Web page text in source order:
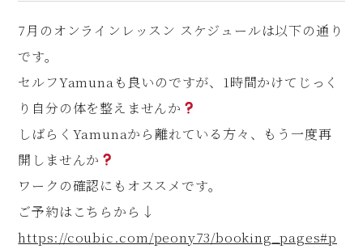
7月のオンラインレッスン スケジュールは以下の通り
です。
セルフYamunaも良いのですが、1時間かけてじっく
り自分の体を整えませんか
しばらくYamunaから離れている方々、もう一度再
開しませんか
ワークの確認にもオススメです。
ご予約はこちらから↓
https://coubic.com/peony73/booking_pages#p